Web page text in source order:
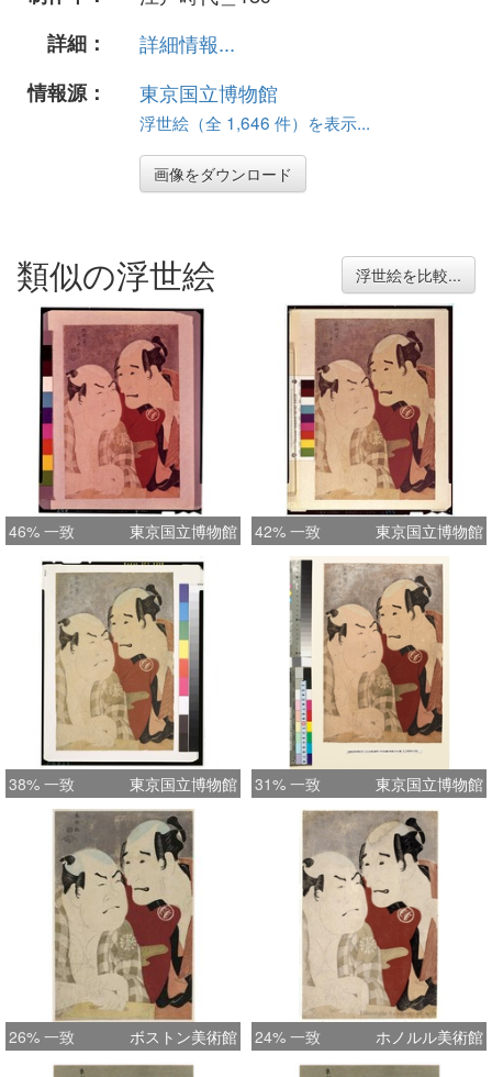
詳細：
詳細情報...
情報源：
東京国立博物館
浮世絵（全 1,646 件）を表示...
画像をダウンロード
類似の浮世絵 浮世絵を比較...
46% 一致 東京国立博物館 42% 一致 東京国立博物館
38% 一致 東京国立博物館 31% 一致 東京国立博物館
26% 一致 ボストン美術館 24% 一致 ホノルル美術館